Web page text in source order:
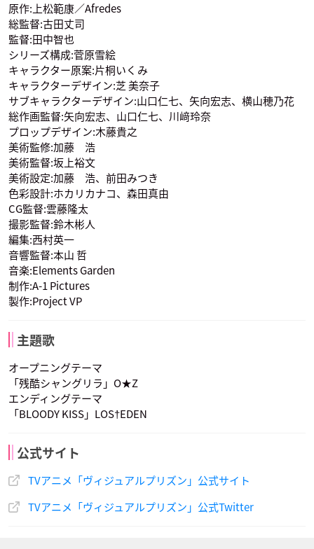
ヴーヴ・エリザベス
声優：永塚拓馬
ジャック・ムートン
声優：矢野奨吾
ハイド・ジャイエ
声優：蒼井翔太
原作:上松範康／Afredes
総監督:古田丈司
監督:田中智也
シリーズ構成:菅原雪絵
キャラクター原案:片桐いくみ
キャラクターデザイン:芝 美奈子
サブキャラクターデザイン:山口仁七、矢向宏志、横山穂乃花
総作画監督:矢向宏志、山口仁七、川﨑玲奈
プロップデザイン:木藤貴之
美術監修:加藤 浩
美術監督:坂上裕文
美術設定:加藤 浩、前田みつき
色彩設計:ホカリカナコ、森田真由
CG監督:雲藤隆太
撮影監督:鈴木彬人
編集:西村英一
音響監督:本山 哲
音楽:Elements Garden
制作:A-1 Pictures
製作:Project VP
主題歌
オープニングテーマ
「残酷シャングリラ」O★Z
エンディングテーマ
「BLOODY KISS」LOS†EDEN
公式サイト
TVアニメ「ヴィジュアルプリズン」公式サイト
TVアニメ「ヴィジュアルプリズン」公式Twitter